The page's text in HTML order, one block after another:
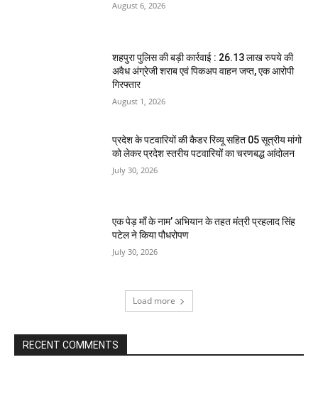
August 6, 2026
शहपुरा पुलिस की बड़ी कार्रवाई : 26.13 लाख रुपये की
अवैध अंग्रेजी शराब एवं पिकअप वाहन जप्त, एक आरोपी
गिरफ्तार
August 1, 2026
प्रदेश के पटवारियों की कैडर रिव्यू सहित 05 सूत्रीय मांगो
को लेकर प्रदेश स्तरीय पटवारियों का चरणबद्ध आंदोलन
July 30, 2026
एक पेड़ माँ के नाम’ अभियान के तहत मंत्री प्रहलाद सिंह
पटेल ने किया पौधरोपण
July 30, 2026
Load more
RECENT COMMENTS